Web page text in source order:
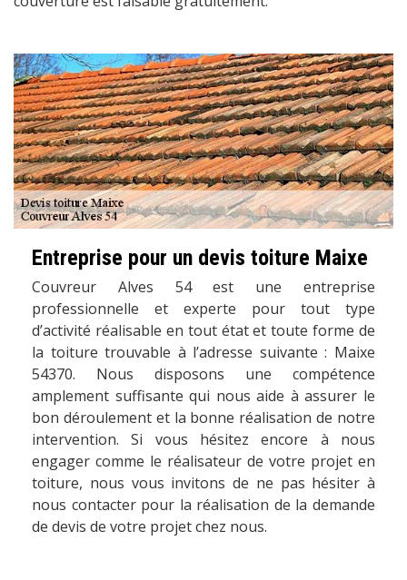
Entreprise pour un devis toiture Maixe
Couvreur Alves 54 est une entreprise
professionnelle et experte pour tout type
d’activité réalisable en tout état et toute forme de
la toiture trouvable à l’adresse suivante : Maixe
54370. Nous disposons une compétence
amplement suffisante qui nous aide à assurer le
bon déroulement et la bonne réalisation de notre
intervention. Si vous hésitez encore à nous
engager comme le réalisateur de votre projet en
toiture, nous vous invitons de ne pas hésiter à
nous contacter pour la réalisation de la demande
de devis de votre projet chez nous.